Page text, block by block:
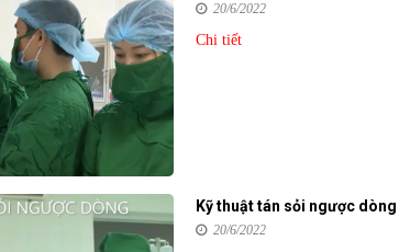
20/6/2022
Chi tiết
Kỹ thuật tán sỏi ngược dòng
20/6/2022